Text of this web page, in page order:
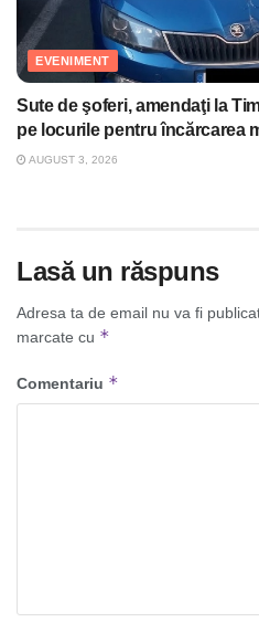
EVENIMENT
Sute de şoferi, amendaţi la
pe locurile pentru încărcarea
AUGUST 3, 2026
Lasă un răspuns
Adresa ta de email nu va fi
marcate cu *
Comentariu *